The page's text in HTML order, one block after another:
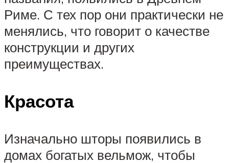
Риме. С тех пор они практически не
менялись, что говорит о качестве
конструкции и других
преимуществах.
Красота
Изначально шторы появились в
домах богатых вельмож, чтобы